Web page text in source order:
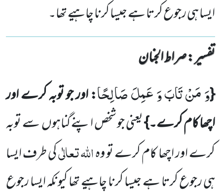
ایسا ہی رجوع کرتا ہے جیسا کرنا چاہیے تھا۔
تفسیر : ‎صراط الجنان
{وَ مَنْ تَابَ وَ عَمِلَ صَالِحًا: اور جو توبہ کرے اور
اچھا کام کرے۔}یعنی جو شخص اپنے گناہوںسے توبہ
کرے اور اچھا کام کرے تو وہاللہتعالٰیکی طرف ایسا
ہی رجوع کرتا ہے جیسا کرنا چاہیے تھا کیونکہ ایسا رجوع